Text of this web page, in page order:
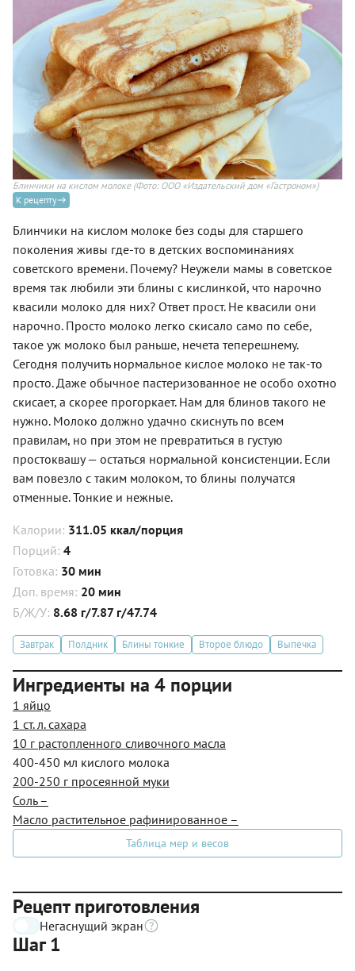
Блинчики на кислом молоке(Фото: ООО «Издательский дом «Гастроном»)
К рецепту
Блинчики на кислом молоке без соды для старшего
поколения живы где-то в детских воспоминаниях
советского времени. Почему? Неужели мамы в советское
время так любили эти блины с кислинкой, что нарочно
квасили молоко для них? Ответ прост. Не квасили они
нарочно. Просто молоко легко скисало само по себе,
такое уж молоко был раньше, нечета теперешнему.
Сегодня получить нормальное кислое молоко не так-то
просто. Даже обычное пастеризованное не особо охотно
скисает, а скорее прогоркает. Нам для блинов такого не
нужно. Молоко должно удачно скиснуть по всем
правилам, но при этом не превратиться в густую
простоквашу — остаться нормальной консистенции. Если
вам повезло с таким молоком, то блины получатся
отменные. Тонкие и нежные.
Калории: 311.05 ккал/порция
Порций: 4
Готовка: 30 мин
Доп. время: 20 мин
Б/Ж/У: 8.68 г/7.87 г/47.74
Завтрак Полдник Блины тонкие Второе блюдо Выпечка
Ингредиенты на 4 порции
1 яйцо
1 ст. л. сахара
10 г растопленного сливочного масла
400-450 мл кислого молока
200-250 г просеянной муки
Соль–
Масло растительное рафинированное –
Таблица мер и весов
Рецепт приготовления
Негаснущий экран
Шаг 1